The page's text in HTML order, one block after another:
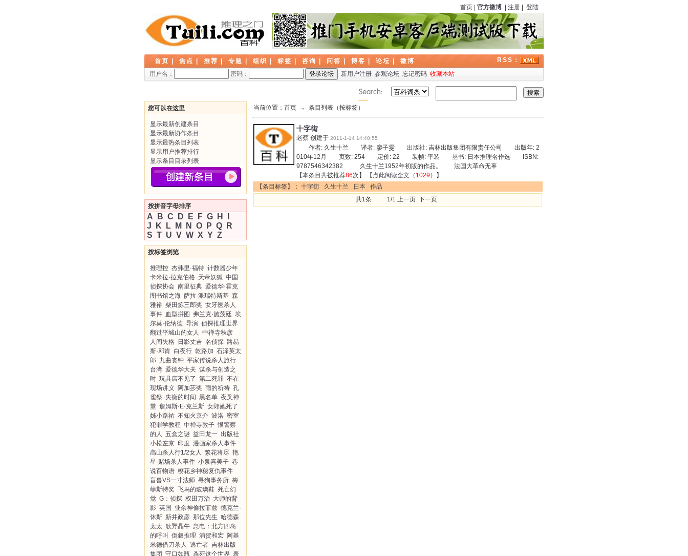
首页 官方微博 注册 登陆
首页 焦点 推荐 专题 组织 标签 咨询 问答 博客 论坛 微博
RSS：
用户名：
密码： 新用户注册 参观论坛 忘记密码 收藏本站
您可以在这里
显示最新创建条目
显示最新协作条目
显示最热条目列表
显示用户推荐排行
显示条目目录列表
按拼音字母排序
A B C D E F G H
J
K L M N O P Q
R
S T U V W X Y Z
按标签浏览
推理控 杰弗里·福特 计数器少年
卡米拉·拉克伯格 天帝妖狐 中国
侦探协会 南里征典 爱德华·霍克
图书馆之海 萨拉·派瑞特斯基 森
雅裕 柴田炼三郎奖 女牙医杀人
事件 血型拼图 弗兰克·施茨廷 埃
尔莫·伦纳德 导演 侦探推理世界
翻过平城山的女人 中禅寺秋彦
人间失格 日影丈吉 名侦探 路易
斯·邓肯 白夜行 乾路加 石泽英太
郎 九曲丧钟 平家传说杀人旅行
台湾 爱德华大夫 谋杀与创造之
时 玩具店不见了 第二死罪 不在
现场讲义
阿加莎奖 雨的祈祷 孔
雀祭 失衡的时间 黑名单 夜叉神
堂 詹姆斯·E·克兰斯 女郎她死了
姊小路祐 不知火京介 波洛 密室
犯罪学教程 中禅寺敦子 恨警察
的人 五盒之谜 益田龙一 出版社
小松左京 印度 漫画家杀人事件
高山杀人行1/2女人 繁花将尽 艳
星·赌场杀人事件 小泉喜美子 巷
说百物语 樱花乡神秘复仇事件
盲兽VS一寸法师 寻狗事务所 梅
菲斯特奖 飞鸟的玻璃鞋 死亡幻
觉 G：侦探 权田万治 大师的背
影 英国 业余神偷拉菲兹 德克兰·
休斯 新井政彦 那位先生 哈德森
太太 歌野晶午 急电：北方四岛
的呼叫 倒叙推理 浦贺和宏 阿基
米德借刀杀人 逃亡者 吉林出版
集团 守口如瓶 杀死这个世界 表
当前位置： 首页 → 条目列表（按标签）
十字街
老蔡 创建于 2011-1-14 14:40:55
作者: 久生十兰 译者: 廖子雯 出版社: 吉林出版集团有限责任公司 出版年: 2
010年12月 页数: 254 定价: 22 装帧: 平装 丛书: 日本推理名作选 ISBN:
9787546342382 久生十兰1952年初版的作品。 法国大革命无辜
【本条目共被推荐86次】 【 点此阅读全文 （ 1029）】
【条目标签】： 十字街 久生十兰 日本
作品
共1条 1/1 上一页 下一页